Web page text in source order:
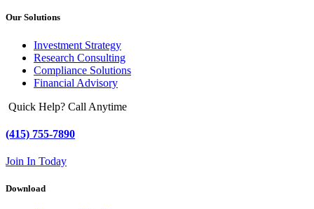
Our Solutions
Investment Strategy
Research Consulting
Compliance Solutions
Financial Advisory
Quick Help? Call Anytime
(415) 755-7890
Join In Today
Download